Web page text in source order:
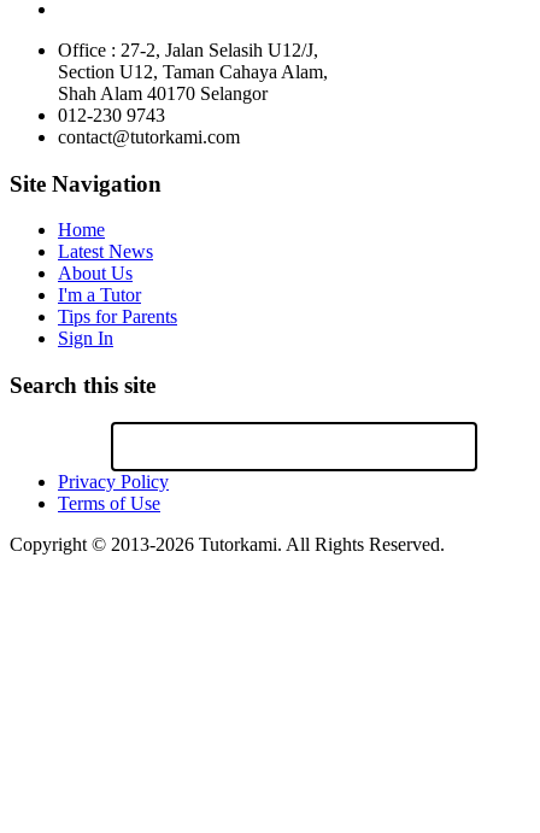
Office : 27-2, Jalan Selasih U12/J,
Section U12, Taman Cahaya Alam,
Shah Alam 40170 Selangor
012-230 9743
contact@tutorkami.com
Site Navigation
Home
Latest News
About Us
I'm a Tutor
Tips for Parents
Sign In
Search this site
Privacy Policy
Terms of Use
Copyright © 2013-2026 Tutorkami. All Rights Reserved.